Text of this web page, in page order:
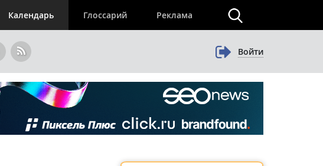
Календарь Глоссарий Реклама
Войти